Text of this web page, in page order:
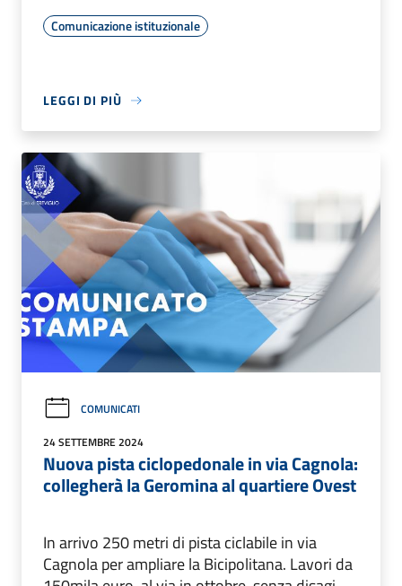
Comunicazione istituzionale
LEGGI DI PIÙ
COMUNICATI
24 SETTEMBRE 2024
Nuova pista ciclopedonale in via Cagnola:
collegherà la Geromina al quartiere Ovest
In arrivo 250 metri di pista ciclabile in via
Cagnola per ampliare la Bicipolitana. Lavori da